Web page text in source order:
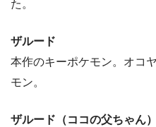
た。
ザルード
本作のキーポケモン。オコ
モン。
ザルード（ココの父ちゃん）